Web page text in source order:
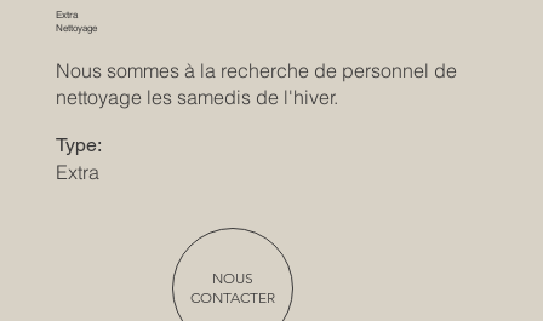
NOUS
CONTACTER
Type:
Extra
Nous sommes à la recherche de personnel de
nettoyage les samedis de l'hiver.
Extra
Nettoyage